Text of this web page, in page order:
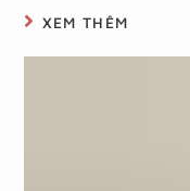
XEM THÊM